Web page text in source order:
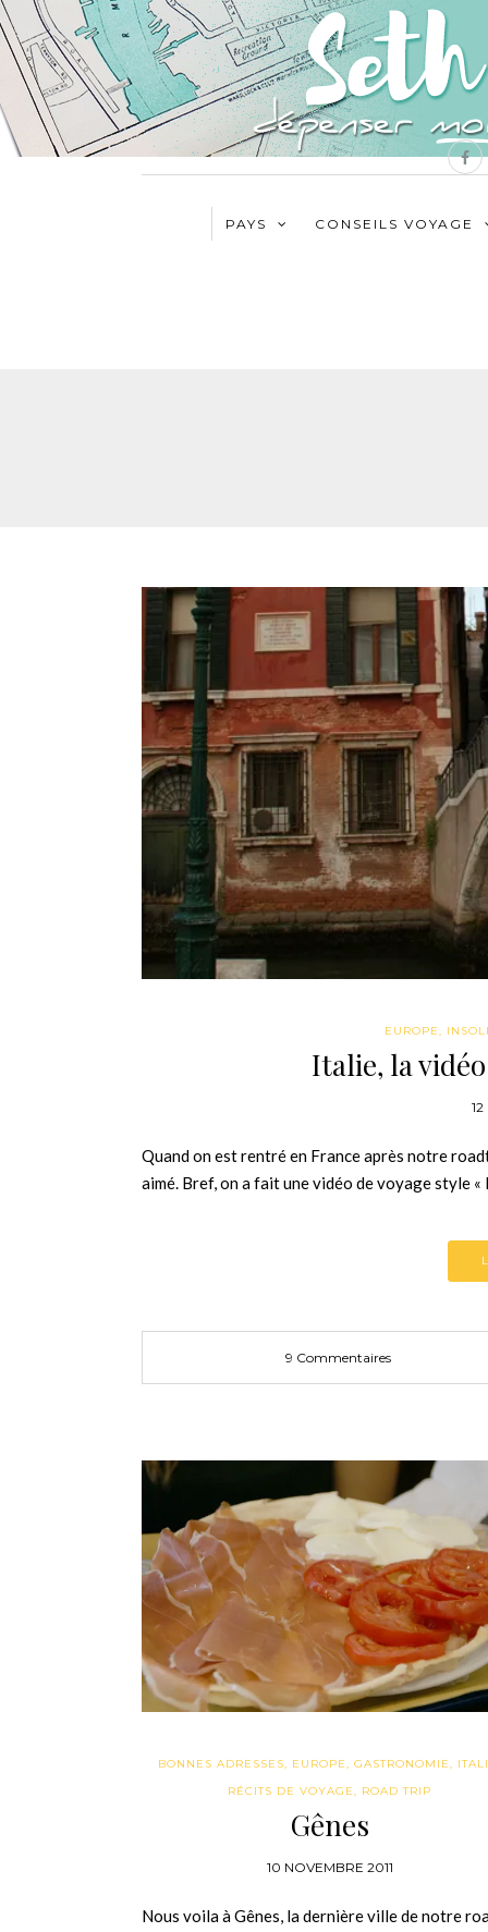
PAYS CONSEILS VOYAGE
EUROPE,
Italie, la
Quand on est rentré en France après notre
aimé. Bref, on a fait une vidéo de voyage style
9 Commentaires
BONNES ADRESSES, EUROPE, GASTRONOMIE,
RÉCITS DE VOYAGE, ROAD TRIP
Gênes
10 NOVEMBRE 2011
Nous voila à Gênes, la dernière ville de notre